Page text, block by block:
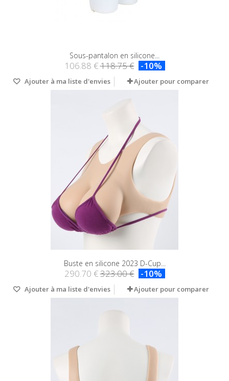
Sous-pantalon en silicone...
106.88 €118.75 € -10%
Ajouter à ma liste d'envies Ajouter pour comparer
Buste en silicone 2023 D-Cup...
290.70 €323.00 € -10%
Ajouter à ma liste d'envies Ajouter pour comparer